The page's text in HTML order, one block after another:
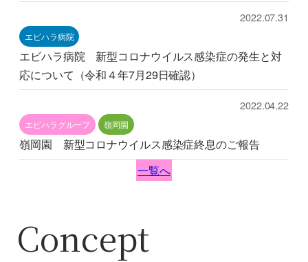
2022.07.31
エビハラ病院
エビハラ病院 新型コロナウイルス感染症の発生と対
応について（令和４年7月29日確認）
2022.04.22
エビハラグループ 嶺岡園
嶺岡園 新型コロナウイルス感染症終息のご報告
一覧へ
Concept